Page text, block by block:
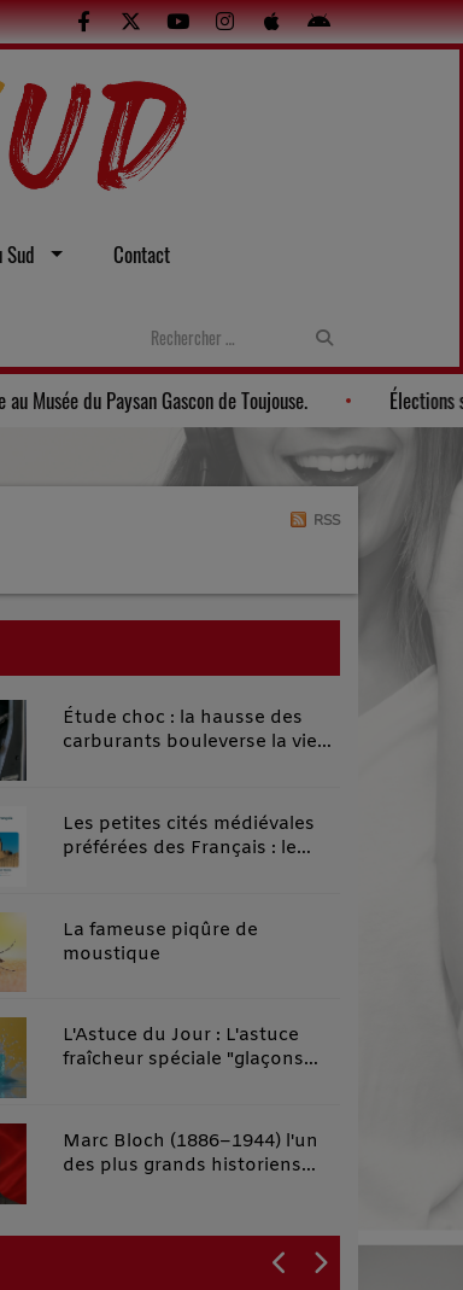
Sud Contact
Gers: Une soirée gasconne au Musée du Paysan Gascon
RSS
Étude choc : la hausse des
carburants bouleverse la vie
Les petites cités médiévales
préférées des Français : le
La fameuse piqûre de
moustique
L'Astuce du Jour : L'astuce
fraîcheur spéciale "glaçons
Marc Bloch (1886–1944) l'un
des plus grands historiens